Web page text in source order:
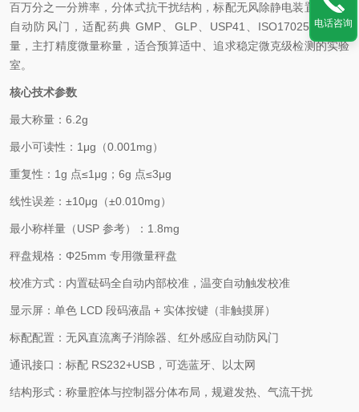
百万分之一分辨率，分体式抗干扰结构，标配无风除静电装置、红外
自动防风门，适配药典 GMP、GLP、USP41、ISO17025 合规称
量，主打精度微量称量，适合预算适中、追求稳定微克级检测的实验
室。
核心技术参数
最大称量：6.2g
最小可读性：1μg（0.001mg）
重复性：1g 点≤1μg；6g 点≤3μg
线性误差：±10μg（±0.010mg）
最小称样量（USP 参考）：1.8mg
秤盘规格：Φ25mm 专用微量秤盘
校准方式：内置砝码全自动内部校准，温变自动触发校准
显示屏：单色 LCD 段码液晶 + 实体按键（非触摸屏）
标配配置：无风直流离子消除器、红外感应自动防风门
通讯接口：标配 RS232+USB，可选蓝牙、以太网
结构形式：称量腔体与控制器分体布局，规避发热、气流干扰
电话咨询